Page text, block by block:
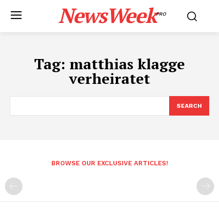
NewsWeekPRO
Tag: matthias klagge
verheiratet
SEARCH
BROWSE OUR EXCLUSIVE ARTICLES!